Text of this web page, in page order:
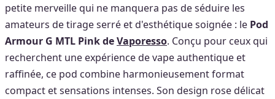
petite merveille qui ne manquera pas de séduire les
amateurs de tirage serré et d'esthétique soignée : le Pod
Armour G MTL Pink deVaporesso. Conçu pour ceux qui
recherchent une expérience de vape authentique et
raffinée, ce pod combine harmonieusement format
compact et sensations intenses. Son design rose délicat